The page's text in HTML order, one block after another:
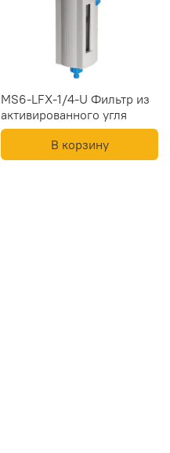
MS6-LFX-1/4-U Фильтр из
активированного угля
В корзину